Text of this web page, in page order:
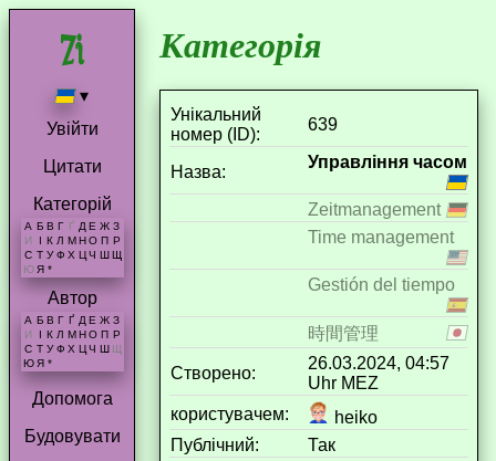
▾
Увійти
Цитати
Категорій
А Б В Г Ґ Д Е Ж З
И
І К Л М Н О П Р
С Т У Ф Х Ц Ч Ш Щ
Ю Я *
Автор
А Б В Г Ґ Д Е Ж З
И
К Л М Н О П Р
С Т У Ф Х Ц Ч Ш Щ
Ю Я *
Допомога
Будовувати
Категорія
Унікальний
номер (ID):
639
Назва:
Управління часом
Zeitmanagement
Time management
Gestión del tiempo
時間管理
Створено:
26.03.2024, 04:57
Uhr MEZ
користувачем:
heiko
Публічний:
Так